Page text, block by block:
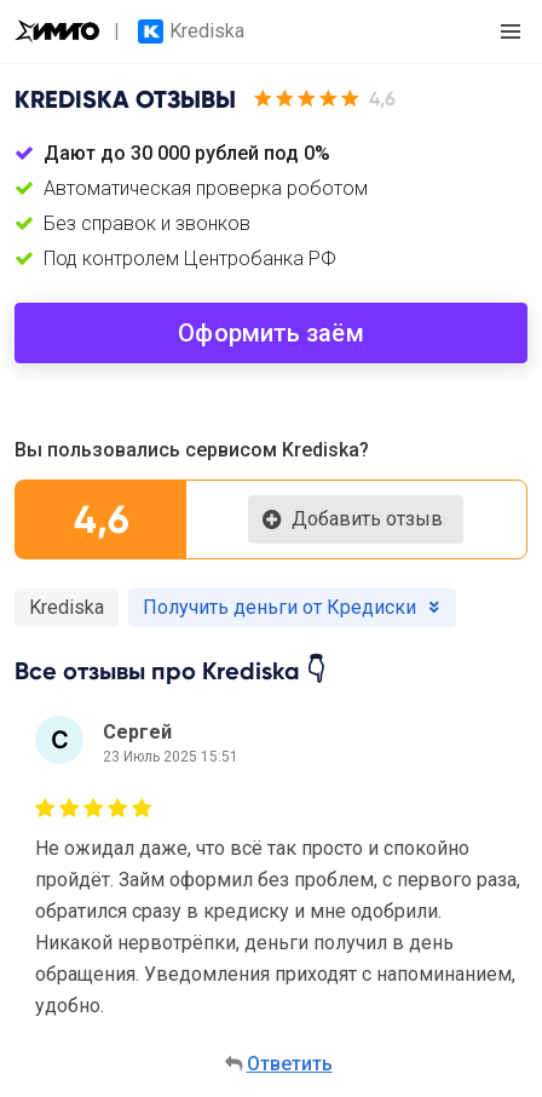
Krediska
KREDISKA ОТЗЫВЫ 4,6
Дают до 30 000 рублей под 0%
Автоматическая проверка роботом
Без справок и звонков
Под контролем Центробанка РФ
Оформить заём
Вы пользовались сервисом Krediska?
4,6 Добавить отзыв
Krediska Получить деньги от Кредиски
Все отзывы про Krediska 👇
Сергей
23 Июль 2025 15:51
Не ожидал даже, что всё так просто и спокойно
пройдёт. Займ оформил без проблем, с первого раза,
обратился сразу в кредиску и мне одобрили.
Никакой нервотрёпки, деньги получил в день
обращения. Уведомления приходят с напоминанием,
удобно.
Ответить